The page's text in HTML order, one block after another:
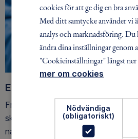
Ett friluftsliv för alla
Friluftsfrämjandet arbetar för att
ska upptäcka den rörelseglädje
naturen ger. Som medlem bidrar
cookies för att ge dig en bra
Med ditt samtycke använder vi
analys och marknadsföring. Du
ändra dina inställningar genom
"Cookieinställningar" längst ner
mer om cookies
Nödvändiga
(obligatoriskt)